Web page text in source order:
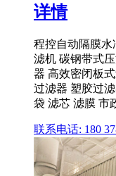
详情
程控自动隔膜水
滤机 碳钢带式
器 高效密闭板
过滤器 塑胶过
袋 滤芯 滤膜 市
联系电话: 180